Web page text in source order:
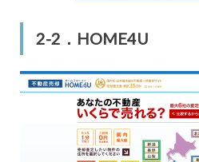
2-2．HOME4U